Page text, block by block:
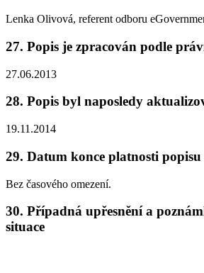
Lenka Olivová, referent odboru
27. Popis je zpracován podle
27.06.2013
28. Popis byl naposledy
19.11.2014
29. Datum konce platnosti popisu
Bez časového omezení.
30. Případná upřesnění a
situace